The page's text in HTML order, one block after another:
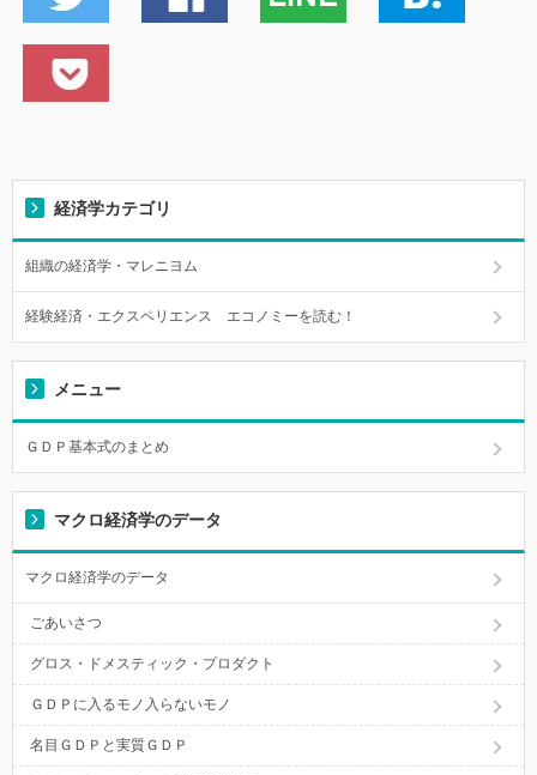
経済学カテゴリ
組織の経済学・マレニヨム
経験経済・エクスペリエンス エコノミーを読む！
メニュー
ＧＤＰ基本式のまとめ
マクロ経済学のデータ
マクロ経済学のデータ
ごあいさつ
グロス・ドメスティック・プロダクト
ＧＤＰに入るモノ入らないモノ
名目ＧＤＰと実質ＧＤＰ